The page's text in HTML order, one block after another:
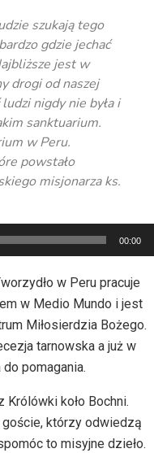
szukają tego
gdzie jechać
jest w
drogi od naszej
nigdy nie była i
sanktuarium.
w Peru.
powstało
misjonarza ks.
00:00
w Peru pracuje
w Medio Mundo i jest
Miłosierdzia Bożego.
tarnowska a już w
pomagania.
Królówki koło Bochni.
którzy odwiedzą
to misyjne dzieło.